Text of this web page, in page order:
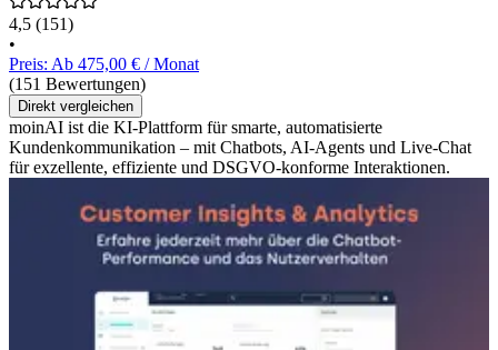
4,5 (151)
•
Preis: Ab 475,00 € / Monat
(151 Bewertungen)
Direkt vergleichen
moinAI ist die KI-Plattform für smarte, automatisierte
Kundenkommunikation – mit Chatbots, AI-Agents und Live-Chat
für exzellente, effiziente und DSGVO-konforme Interaktionen.